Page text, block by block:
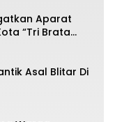
Aparat
“Tri Brata
Asal Blitar Di